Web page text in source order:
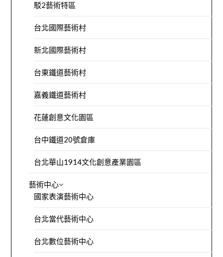
駁2藝術特區
台北國際藝術村
新北國際藝術村
台東鐵道藝術村
嘉義鐵道藝術村
花蓮創意文化園區
台中鐵道20號倉庫
台北華山1914文化創意產業園區
藝術中心
國家表演藝術中心
台北當代藝術中心
台北數位藝術中心